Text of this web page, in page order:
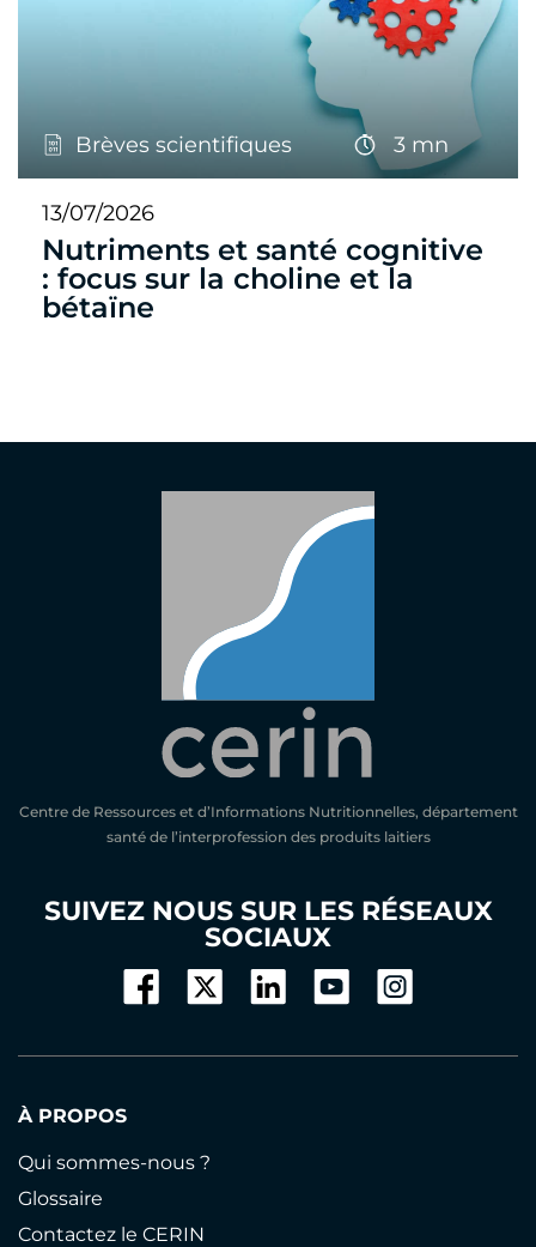
Brèves scientifiques 3 mn
13/07/2026
Nutriments et santé cognitive
: focus sur la choline et la
bétaïne
Centre de Ressources et d’Informations Nutritionnelles, département
santé de l’interprofession des produits laitiers
SUIVEZ NOUS SUR LES RÉSEAUX
SOCIAUX
À PROPOS
Qui sommes-nous ?
Glossaire
Contactez le CERIN